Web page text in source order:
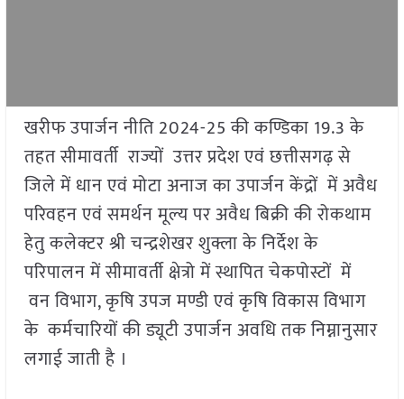
खरीफ उपार्जन नीति 2024-25 की कण्डिका 19.3 के
तहत सीमावर्ती राज्यों उत्तर प्रदेश एवं छत्तीसगढ़ से
जिले में धान एवं मोटा अनाज का उपार्जन केंद्रों में अवैध
परिवहन एवं समर्थन मूल्य पर अवैध बिक्री की रोकथाम
हेतु कलेक्टर श्री चन्द्रशेखर शुक्ला के निर्देश के
परिपालन में सीमावर्ती क्षेत्रो में स्थापित चेकपोस्टों में
वन विभाग, कृषि उपज मण्डी एवं कृषि विकास विभाग
के कर्मचारियों की ड्यूटी उपार्जन अवधि तक निम्नानुसार
लगाई जाती है ।